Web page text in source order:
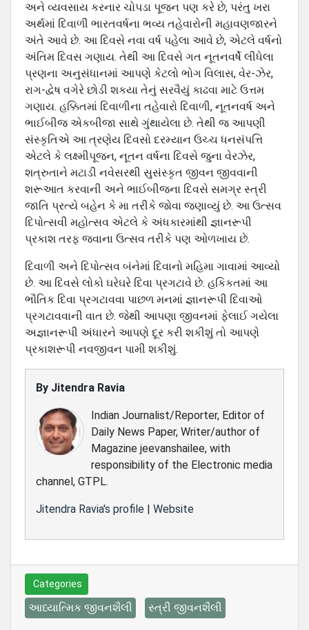
અને વ્‍યવસાય કરનાર ચોપડા પૂજન પણ કરે છે, પરંતુ ખરા
અર્થમાં દિવાળી ભારતવર્ષના ભવ્‍ય તહેવારોની મહાવણજારને
અંતે આવે છે. આ દિવસે નવા વર્ષ પહેલા આવે છે, એટલે વર્ષનો
અંતિમ દિવસ ગણાય. તેથી આ દિવસે ગત નૂતનવર્ષે લીધેલા
પ્રણના અનુસંધાનમાં આપણે કેટલો ભોગ વિલાસ, વેર-ઝેર,
રાગ-દ્વેષ વગેરે છોડી શકયા તેનું સરવૈયું કાઢવા માટે ઉત્તમ
ગણાય. હક્કિતમાં દિવાળીના તહેવારો દિવાળી, નૂતનવર્ષ અને
ભાઈબીજ એકબીજા સાથે ગુંથાયેલા છે. તેથી જ આપણી
સંસ્‍કૃતિએ આ ત્રણેય દિવસો દરમ્‍યાન ઉચ્‍ચ ધનસંપત્તિ
એટલે કે લક્ષ્‍મીપૂજન, નૂતન વર્ષના દિવસે જુના વેરઝેર,
શત્રુતાને મટાડી નવેસરથી સુસંસ્‍કૃત જીવન જીવવાની
શરૂઆત કરવાની અને ભાઈબીજના દિવસે સમગ્ર સ્‍ત્રી
જાતિ પ્રત્‍યે બહેન કે મા તરીકે જોવા જણાવ્‍યું છે. આ ઉત્‍સવ
દિપોત્‍સવી મહોત્‍સવ એટલે કે અંધકારમાંથી જ્ઞાનરૂપી
પ્રકાશ તરફ જવાના ઉત્‍સવ તરીકે પણ ઓળખાય છે.
દિવાળી અને દિપોત્‍સવ બંનેમાં દિવાનો મહિમા ગાવામાં આવ્‍યો
છે. આ દિવસે લોકો ઘરેઘરે દિવા પ્રગટાવે છે. હકિકતમાં આ
ભૌતિક દિવા પ્રગટાવવા પાછળ મનમાં જ્ઞાનરૂપી દિવાઓ
પ્રગટાવવાની વાત છે. જેથી આપણા જીવનમાં ફેલાઈ ગયેલા
અજ્ઞાનરૂપી અંધારને આપણે દૂર કરી શકીશું તો આપણે
પ્રકાશરૂપી નવજીવન પામી શકીશું.
By Jitendra Ravia
Indian Journalist/Reporter, Editor of
Daily News Paper, Writer/author of
Magazine jeevanshailee, with
responsibility of the Electronic media
channel, GTPL.
Jitendra Ravia's profile | Website
Categories
આધ્યાત્મિક જીવનશૈલી સ્ત્રી જીવનશૈલી